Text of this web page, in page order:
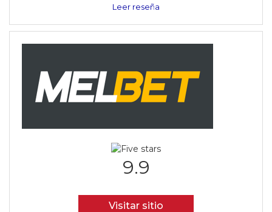
Leer reseña
9.9
Visitar sitio